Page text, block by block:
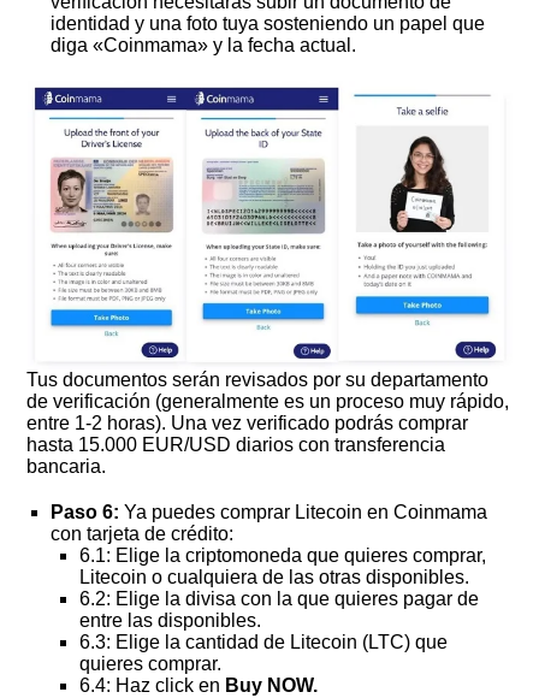
identidad y una foto tuya sosteniendo un papel que
diga «Coinmama» y la fecha actual.
Tus documentos serán revisados por su departamento
de verificación (generalmente es un proceso muy rápido,
entre 1-2 horas). Una vez verificado podrás comprar
hasta 15.000 EUR/USD diarios con transferencia
bancaria.
Paso 6: Ya puedes comprar Litecoin en Coinmama
con tarjeta de crédito:
6.1: Elige la criptomoneda que quieres comprar,
Litecoin o cualquiera de las otras disponibles.
6.2: Elige la divisa con la que quieres pagar de
entre las disponibles.
6.3: Elige la cantidad de Litecoin (LTC) que
quieres comprar.
6.4: Haz click en Buy NOW.